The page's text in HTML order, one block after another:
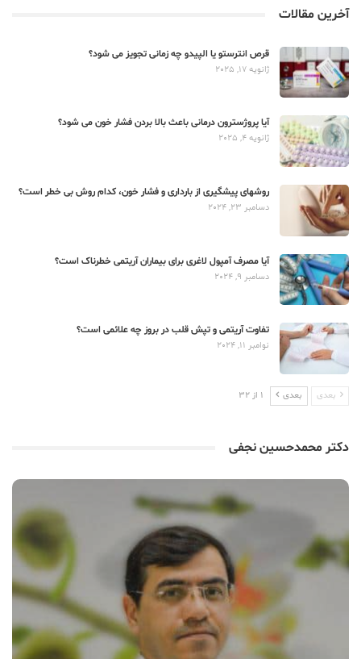
آخرین مقالات
قرص انترستو یا الپیدو چه زمانی تجویز می شود؟
ژانویه 17, 2025
آیا پروژسترون درمانی باعث بالا بردن فشار خون می شود؟
ژانویه 4, 2025
روشهای پیشگیری از بارداری و فشار خون، کدام روش بی خطر است؟
دسامبر 23, 2024
آیا مصرف آمپول لاغری برای بیماران آریتمی خطرناک است؟
دسامبر 9, 2024
تفاوت آریتمی و تپش قلب در بروز چه علائمی است؟
نوامبر 11, 2024
بعدی بعدی 1 از 32
دکتر محمدحسین نجفی